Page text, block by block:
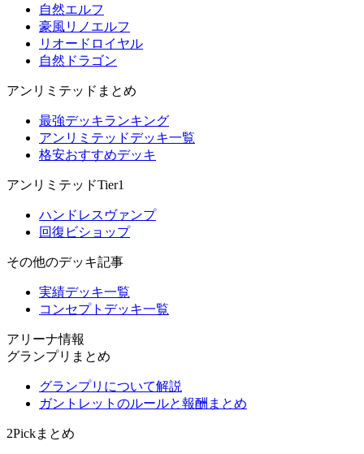
自然エルフ
豪風リノエルフ
リオードロイヤル
自然ドラゴン
アンリミテッドまとめ
最強デッキランキング
アンリミテッドデッキ一覧
格安おすすめデッキ
アンリミテッドTier1
ハンドレスヴァンプ
回復ビショップ
その他のデッキ記事
実績デッキ一覧
コンセプトデッキ一覧
アリーナ情報
グランプリまとめ
グランプリについて解説
ガントレットのルールと報酬まとめ
2Pickまとめ